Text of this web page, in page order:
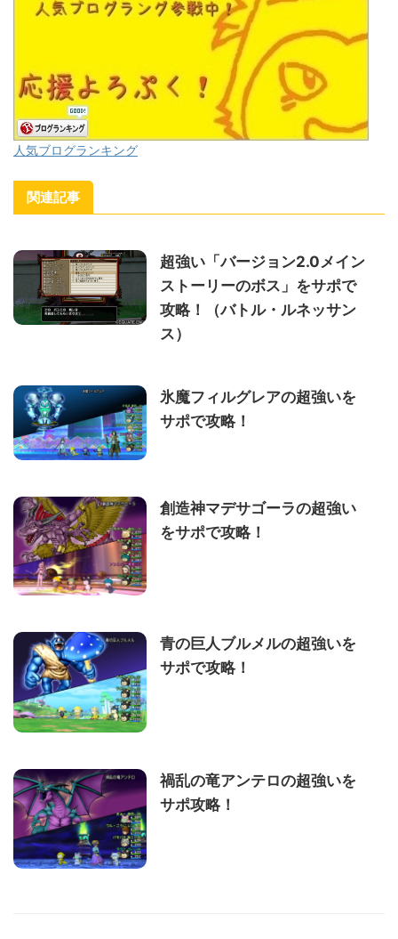
人気ブログランキング
関連記事
超強い「バージョン2.0メイン
ストーリーのボス」をサポで
攻略！（バトル・ルネッサン
ス）
氷魔フィルグレアの超強いを
サポで攻略！
創造神マデサゴーラの超強い
をサポで攻略！
青の巨人ブルメルの超強いを
サポで攻略！
禍乱の竜アンテロの超強いを
サポ攻略！